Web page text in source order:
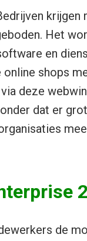
krijgen
Het
en
shops
deze
dat er
de